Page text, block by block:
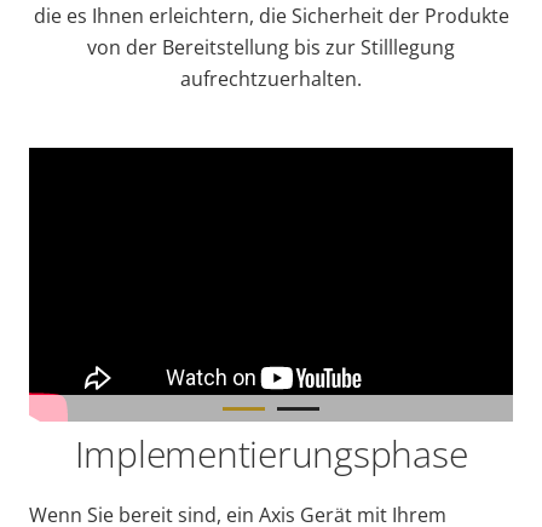
die es Ihnen erleichtern, die Sicherheit der Produkte
von der Bereitstellung bis zur Stilllegung
aufrechtzuerhalten.
Implementierungsphase
Wenn Sie bereit sind, ein Axis Gerät mit Ihrem